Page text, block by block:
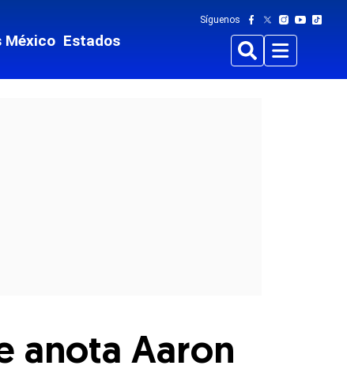
México Estados
Síguenos
BuscarMenu
anota Aaron